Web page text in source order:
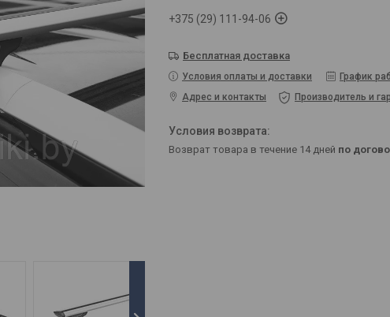
+375 (29) 111-94-06
Бесплатная доставка
Условия оплаты и доставки
График
Адрес и контакты
Производитель и
возврат товара в течение 14 дней по